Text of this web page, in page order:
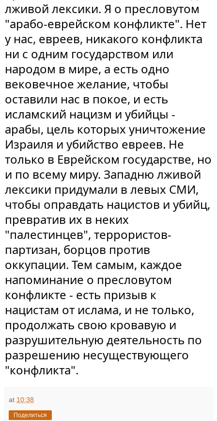
лживой лексики. Я о пресловутом
"арабо-еврейском конфликте". Нет
у нас, евреев, никакого конфликта
ни с одним государством или
народом в мире, а есть одно
вековечное желание, чтобы
оставили нас в покое, и есть
исламский нацизм и убийцы -
арабы, цель которых уничтожение
Израиля и убийство евреев. Не
только в Еврейском государстве, но
и по всему миру. Западню лживой
лексики придумали в левых СМИ,
чтобы оправдать нацистов и убийц,
превратив их в неких
"палестинцев", террористов-
партизан, борцов против
оккупации. Тем самым, каждое
напоминание о пресловутом
конфликте - есть призыв к
нацистам от ислама, и не только,
продолжать свою кровавую и
разрушительную деятельность по
разрешению несуществующего
"конфликта".
at 10:38
Поделиться